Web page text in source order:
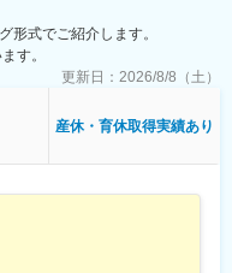
々サービスクオリティの向
刊数も業界1位：
ー社は業界内でトップの自
会社である同社はその創刊
像などWEBマーケティング
会員獲得のためのダイレク
フバランスを整えやすい環
オフの機会もご用意してお
形式でご紹介します。
す。
更新日： 2026/8/8（土）
産休・育休取得実績あり